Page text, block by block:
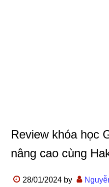
Review khóa học
nâng cao cùng
28/01/2024 by